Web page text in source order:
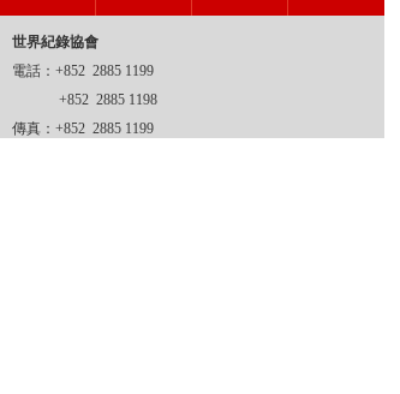
世界紀錄協會
電話：+852 2885 1199
+852 2885 1198
傳真：+852 2885 1199